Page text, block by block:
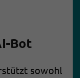
Bot
sowohl